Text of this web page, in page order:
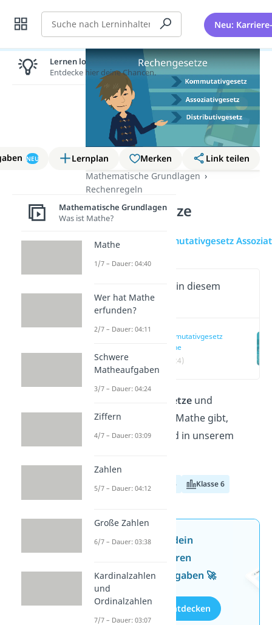
Suche Neu:
NEU Lernplan Merken
Link teilen
Mathematische Grundlagen
Rechenregeln
Rechengesetze
Übersicht Kommutativgesetz
Wichtige Inhalte in diesem
Video
Kommutativgesetz
Mathe
(00:24)
Rechengesetzeund
Rechenregeln es in Mathe gibt,
erfährst du hier und in unserem
Klasse 4 Klasse 5 Klasse 6
Jetzt neu: Teste dein
Wissen mit unseren
kostenlosen Aufgaben 🚀
Aufgaben entdecken
Lernen lohnt sich!
Entdecke hier deine Chancen.
Mathematische Grundlagen
Was ist Mathe?
Mathe
1/7 – Dauer: 04:40
Wer hat Mathe
erfunden?
2/7 – Dauer: 04:11
Schwere
Matheaufgaben
3/7 – Dauer: 04:24
Ziffern
4/7 – Dauer: 03:09
Zahlen
5/7 – Dauer: 04:12
Große Zahlen
6/7 – Dauer: 03:38
Kardinalzahlen
und
Ordinalzahlen
7/7 – Dauer: 03:07